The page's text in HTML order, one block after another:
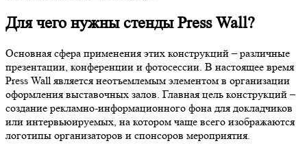
Для чего нужны стенды Press Wall?
Основная сфера применения этих конструкций – различные
презентации, конференции и фотосессии. В настоящее время
Press Wall является неотъемлемым элементом в организации
оформления выставочных залов. Главная цель конструкций –
создание рекламно-информационного фона для докладчиков
или интервьюируемых, на котором чаще всего изображаются
логотипы организаторов и спонсоров мероприятия.